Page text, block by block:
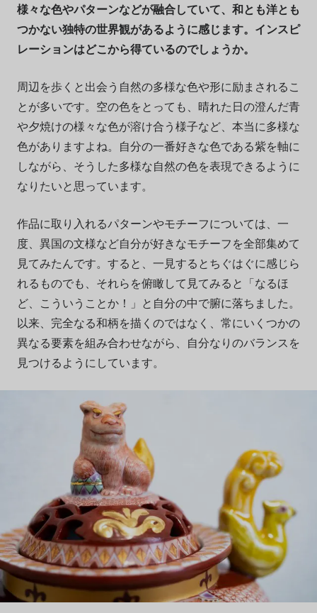
様々な色やパターンなどが融合していて、和とも洋とも
つかない独特の世界観があるように感じます。インスピ
レーションはどこから得ているのでしょうか。
周辺を歩くと出会う自然の多様な色や形に励まされるこ
とが多いです。空の色をとっても、晴れた日の澄んだ青
や夕焼けの様々な色が溶け合う様子など、本当に多様な
色がありますよね。自分の一番好きな色である紫を軸に
しながら、そうした多様な自然の色を表現できるように
なりたいと思っています。
作品に取り入れるパターンやモチーフについては、一
度、異国の文様など自分が好きなモチーフを全部集めて
見てみたんです。すると、一見するとちぐはぐに感じら
れるものでも、それらを俯瞰して見てみると「なるほ
ど、こういうことか！」と自分の中で腑に落ちました。
以来、完全なる和柄を描くのではなく、常にいくつかの
異なる要素を組み合わせながら、自分なりのバランスを
見つけるようにしています。